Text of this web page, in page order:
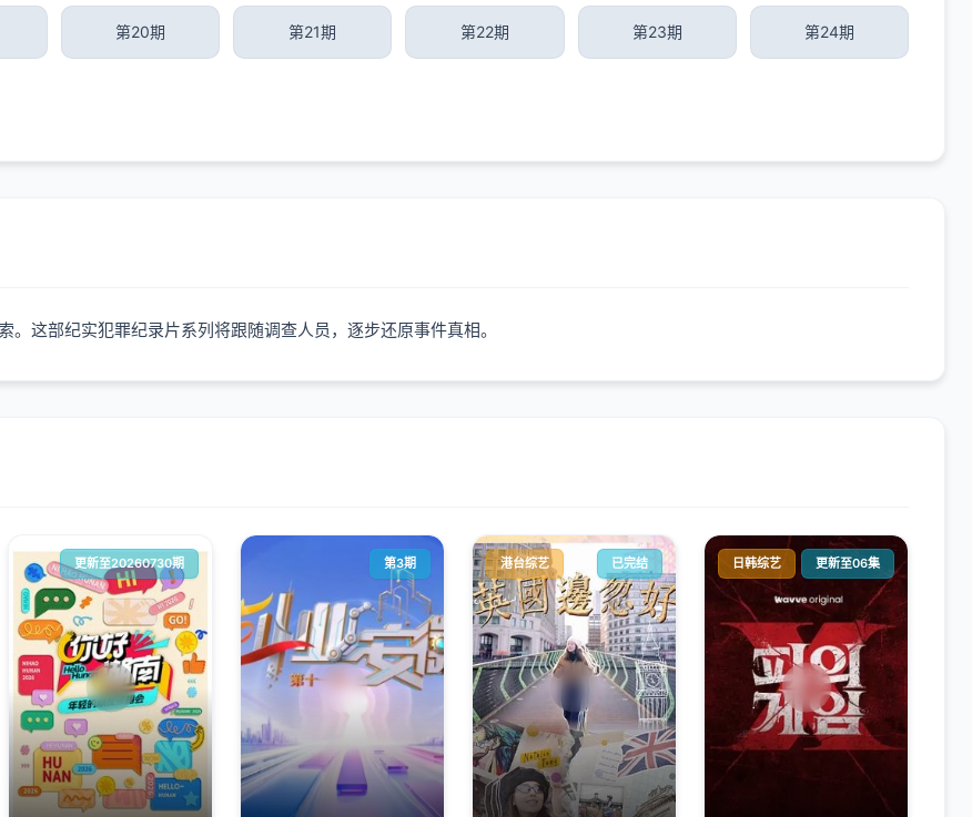
第20期 第21期 第22期 第23期 第24期
这部纪实犯罪纪录片系列将跟随调查人员，逐步还原事件真相。
更新至20260730期 第3期 港台综艺 已完结 日韩综艺 更新至06集